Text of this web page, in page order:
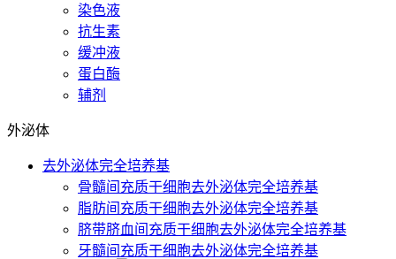
染色液
抗生素
缓冲液
蛋白酶
辅剂
外泌体
去外泌体完全培养基
骨髓间充质干细胞去外泌体完全培养基
脂肪间充质干细胞去外泌体完全培养基
脐带脐血间充质干细胞去外泌体完全培养基
牙髓间充质干细胞去外泌体完全培养基